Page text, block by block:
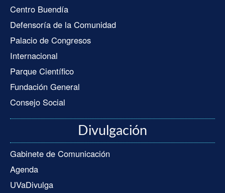
Centro Buendía
Defensoría de la Comunidad
Palacio de Congresos
Internacional
Parque Científico
Fundación General
Consejo Social
Divulgación
Gabinete de Comunicación
Agenda
UVaDivulga